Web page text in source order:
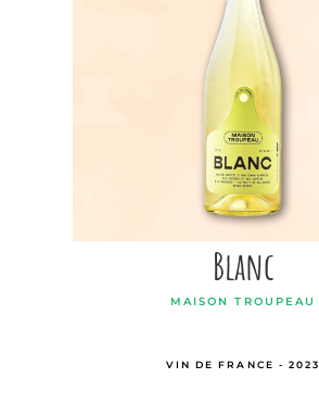
Blanc
MAISON TROUPEAU
VIN DE FRANCE - 2023